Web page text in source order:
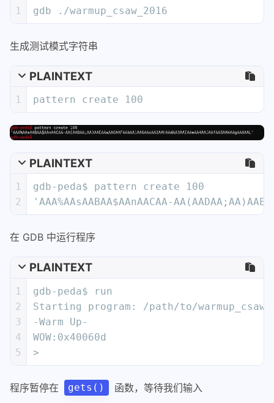
1 gdb ./warmup_csaw_2016
生成测试模式字符串
PLAINTEXT
1 pattern create 100
PLAINTEXT
1
2
gdb-peda$ pattern create 100
'AAA%AAsAABAA$AAnAACAA-
在 GDB 中运行程序
PLAINTEXT
1
2
3
4
5
gdb-peda$ run
Starting program: /path/to/
-Warm Up-
WOW:0x40060d
>
程序暂停在 gets() 函数，等待我们输入